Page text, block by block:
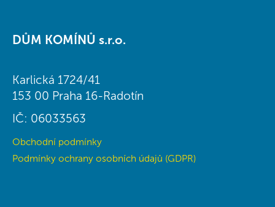
DŮM KOMÍNŮ s.r.o.
Karlická 1724/41
153 00 Praha 16-Radotín
IČ: 06033563
Obchodní podmínky
Podmínky ochrany osobních údajů (GDPR)